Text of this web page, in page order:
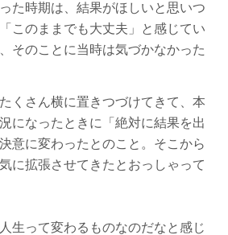
た時期は、結果がほしいと思いつ
このままでも大丈夫」と感じてい
そのことに当時は気づかなかった
くさん横に置きつづけてきて、本
になったときに「絶対に結果を出
意に変わったとのこと。そこから
に拡張させてきたとおっしゃって
生って変わるものなのだなと感じ